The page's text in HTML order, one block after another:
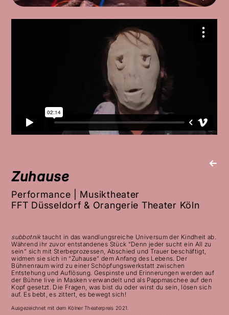
←
Zuhause
Performance | Musiktheater
FFT Düsseldorf & Orangerie Theater Köln
subbotniktaucht in das wandlungsreiche Universum der Kindheit ab.
Während ihr zuvor entstandenes Stück “Denn jeder sucht ein All zu
sein” sich mit Sterbeprozessen, Abschied und Trauer beschäftigt,
widmen sie sich in “Zuhause” dem Anfang des Lebens. Der
Bühnenraum wird zu einer Schöpfungswerkstatt zwischen
Entstehung und Auflösung. Gespinste und Erinnerungen werden auf
der Bühne live in Masken verwandelt und als Pappmaschee auf den
Kopf gesetzt. Die Fragen, was bist du oder wirst du sein, lösen sich
auf. Es bebt, es zittert, es bewegt sich!
Ausgezeichnet mit dem Kölner Theaterpreis 2021.